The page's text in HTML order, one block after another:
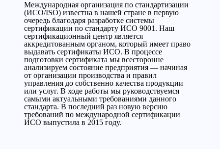
Международная организация по стандартизации
(ИСО/ISO) известна в нашей стране в первую
очередь благодаря разработке системы
сертификации по стандарту ИСО 9001. Наш
сертификационный центр является
аккредитованным органом, который имеет право
выдавать сертификаты ИСО. В процессе
подготовки сертификата мы всесторонне
анализируем состояние предприятия — начиная
от организации производства и правил
управления до собственно качества продукции
или услуг. В ходе работы мы руководствуемся
самыми актуальными требованиями данного
стандарта. В последний раз новую версию
требований по международной сертификации
ИСО выпустила в 2015 году.